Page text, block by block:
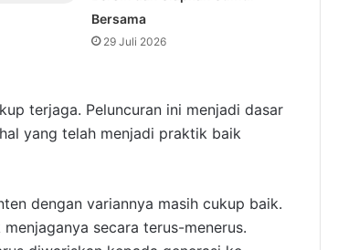
Bersama
29 Juli 2026
terjaga. Peluncuran ini menjadi dasar
yang telah menjadi praktik baik
dengan variannya masih cukup baik.
secara terus-menerus.